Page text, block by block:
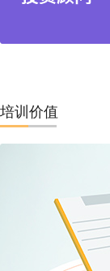
培训价值